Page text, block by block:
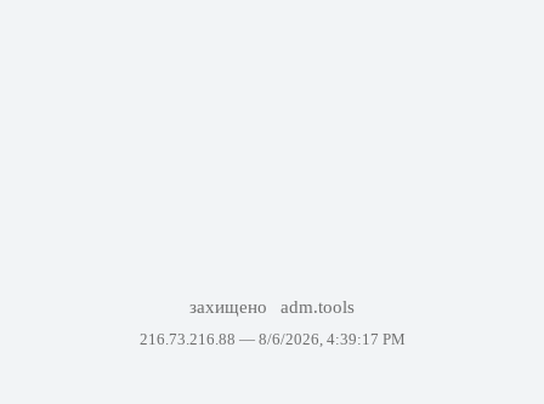
захищено adm.tools
216.73.216.88 — 8/6/2026, 4:39:17 PM